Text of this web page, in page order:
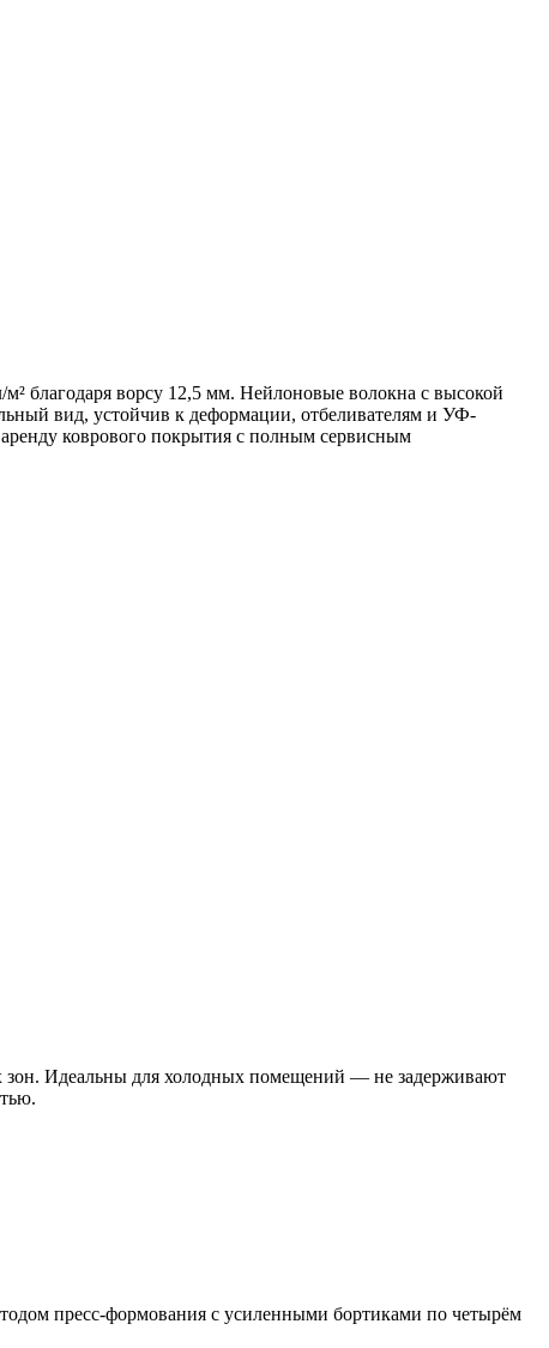
благодаря ворсу 12,5 мм. Нейлоновые волокна с высокой
вид, устойчив к деформации, отбеливателям и УФ-
коврового покрытия с полным сервисным
зон. Идеальны для холодных помещений — не задерживают
пресс-формования с усиленными бортиками по четырём